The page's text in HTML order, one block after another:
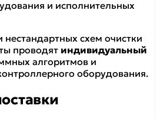
и исполнительных
схем очистки
проводят индивидуальный
алгоритмов и
оборудования.